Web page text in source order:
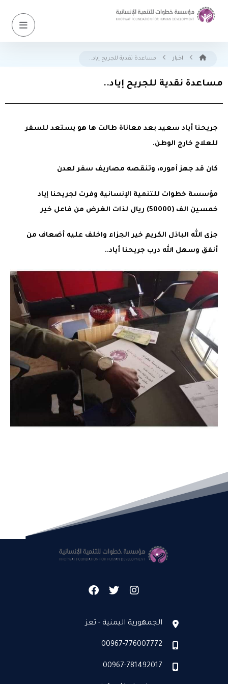
اخبار مساعدة نقدية للجريح إياد..
مساعدة نقدية للجريح إياد..
جريحنا أياد سعيد بعد معاناة طالت ها هو يستعد للسفر
للعلاج خارج الوطن.
كان قد جهز أموره، وتنقصه مصاريف سفر لعدن
مؤسسة خطوات للتنمية الإنسانية وفرت لجريحنا إياد
خمسين الف (50000) ريال لذات الغرض من فاعل خير
جزى الله الباذل الكريم خير الجزاء واخلف عليه أضعاف من
أنفق وسهل الله درب جريحنا أياد..
الجمهورية اليمنية - تعز
00967-776007772
00967-781492017